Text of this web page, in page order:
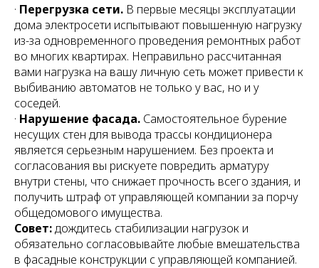
· Перегрузка сети. В первые месяцы эксплуатации
дома электросети испытывают повышенную нагрузку
из-за одновременного проведения ремонтных работ
во многих квартирах. Неправильно рассчитанная
вами нагрузка на вашу личную сеть может привести к
выбиванию автоматов не только у вас, но и у
соседей.
· Нарушение фасада. Самостоятельное бурение
несущих стен для вывода трассы кондиционера
является серьезным нарушением. Без проекта и
согласования вы рискуете повредить арматуру
внутри стены, что снижает прочность всего здания, и
получить штраф от управляющей компании за порчу
общедомового имущества.
Совет:дождитесь стабилизации нагрузок и
обязательно согласовывайте любые вмешательства
в фасадные конструкции с управляющей компанией.